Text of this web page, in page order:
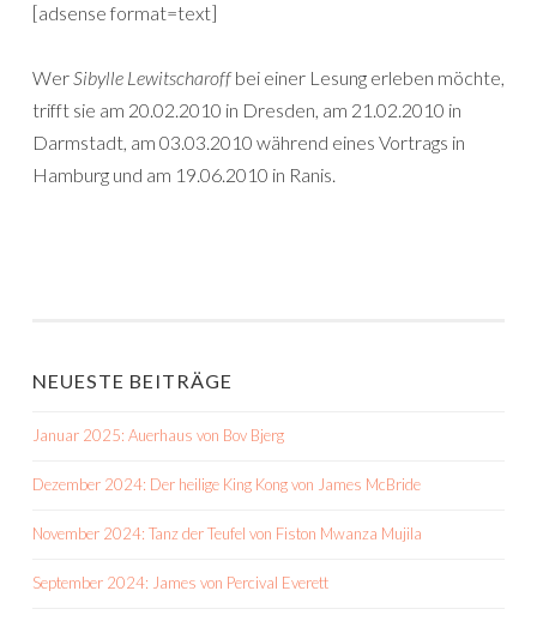
[adsense format=text]
WerSibylle Lewitscharoffbei einer Lesung erleben möchte,
trifft sie am 20.02.2010 in Dresden, am 21.02.2010 in
Darmstadt, am 03.03.2010 während eines Vortrags in
Hamburg und am 19.06.2010 in Ranis.
NEUESTE BEITRÄGE
Januar 2025: Auerhaus von Bov Bjerg
Dezember 2024: Der heilige King Kong von James McBride
November 2024: Tanz der Teufel von Fiston Mwanza Mujila
September 2024: James von Percival Everett